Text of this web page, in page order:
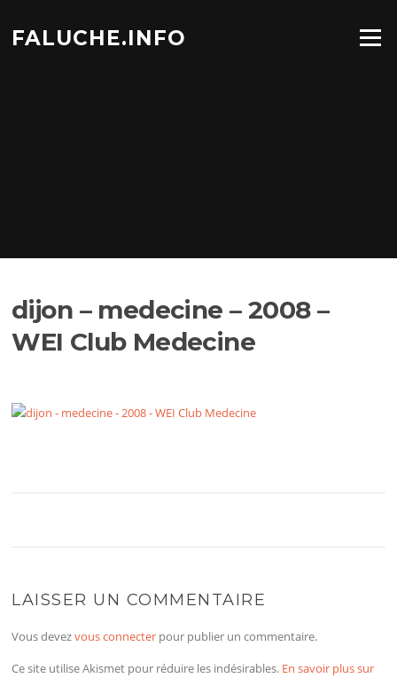
contenu
FALUCHE.INFO Menu
dijon – medecine – 2008 –
WEI Club Medecine
LAISSER UN COMMENTAIRE
Vous devezvous connecter pour publier un commentaire.
Ce site utilise Akismet pour réduire les indésirables. En savoir plus sur